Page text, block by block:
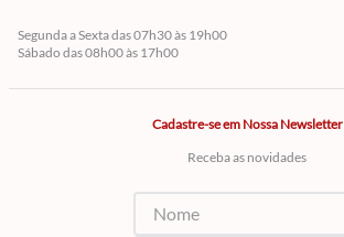
Segunda a Sexta das 07h30 às 19h00
Sábado das 08h00 às 17h00
Cadastre-se em Nossa Newsletter
Receba as novidades